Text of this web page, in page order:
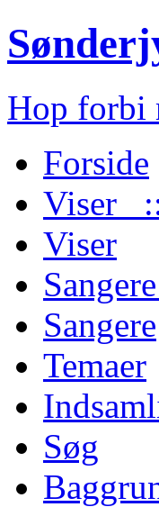
Hop forbi
Forside
Viser
Viser
Sangere
Temaer
Søg